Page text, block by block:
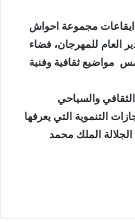
ايقاعات مجموعة احواش
العام للمهرجان، فضاء
مواضيع ثقافية وفنية
والسياحي
التنموية التي يعرفها
الملك محمد